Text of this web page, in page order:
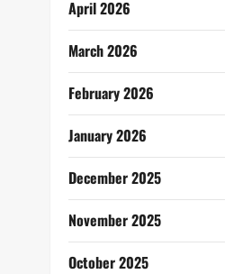
April 2026
March 2026
February 2026
January 2026
December 2025
November 2025
October 2025